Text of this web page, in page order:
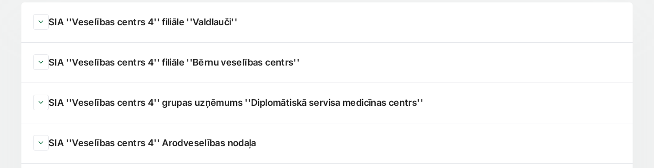
SIA ''Veselības centrs 4'' filiāle ''Valdlauči''
SIA ''Veselības centrs 4'' filiāle ''Bērnu veselības centrs''
SIA ''Veselības centrs 4'' grupas uzņēmums ''Diplomātiskā servisa medicīnas centrs''
SIA ''Veselības centrs 4'' Arodveselības nodaļa